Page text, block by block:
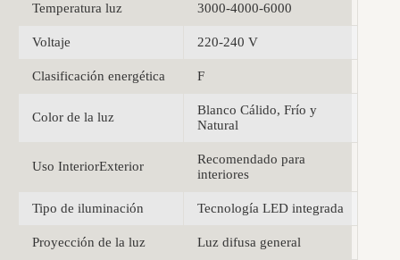
Temperatura luz 3000-4000-6000
Voltaje 220-240 V
Clasificación energética F
Color de la luz
Blanco Cálido, Frío y
Natural
Uso InteriorExterior
Recomendado para
interiores
Tipo de iluminación Tecnología LED integrada
Proyección de la luz Luz difusa general